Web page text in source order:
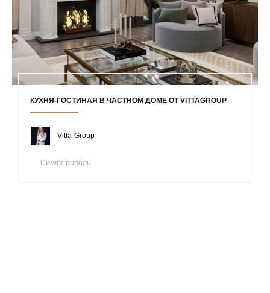
КУХНЯ-ГОСТИНАЯ В ЧАСТНОМ ДОМЕ ОТ VITTAGROUP
Vitta-Group
Симферополь